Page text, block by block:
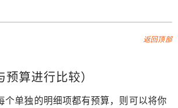
返回顶部
算进行比较）
个单独的明细项都有预算，则可以将你